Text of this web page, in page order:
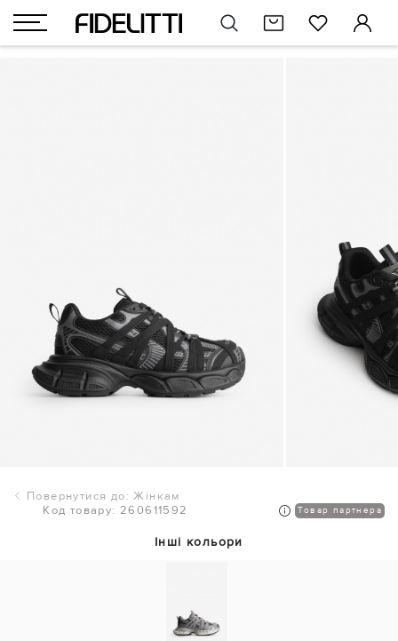
Повернутися до: Жінкам
Код товару: 260611592
Товар партнера
Інші кольори